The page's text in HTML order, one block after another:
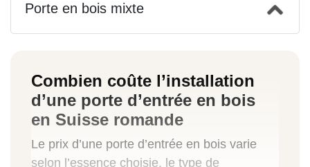
Porte en bois mixte
Combien coûte l’installation
d’une porte d’entrée en bois
en Suisse romande
Le prix d’une porte d’entrée en bois varie
selon l’essence choisie, le type de